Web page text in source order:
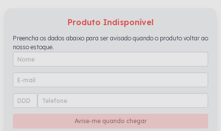
Produto Indisponível
Preencha os dados abaixo para ser avisado quando o produto voltar ao
nosso estoque.
Avise-me quando chegar